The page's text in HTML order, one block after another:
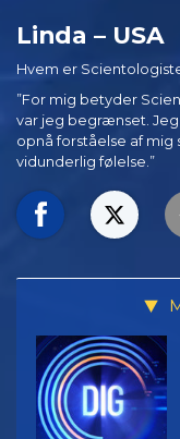
Linda – USA
Hvem er
”For mig betyder
var jeg begrænset. Jeg
opnå forståelse af mig
vidunderlig følelse.”